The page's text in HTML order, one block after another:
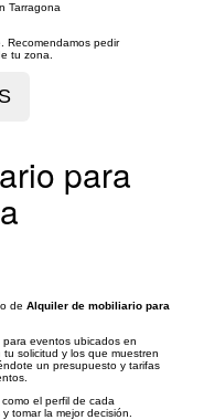
Tarragona
Recomendamos pedir
tu zona.
para
de Alquiler de mobiliario para
eventos ubicados en
solicitud y los que muestren
un presupuesto y tarifas
el perfil de cada
tomar la mejor decisión.